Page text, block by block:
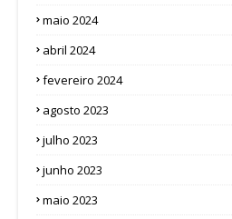
maio 2024
abril 2024
fevereiro 2024
agosto 2023
julho 2023
junho 2023
maio 2023